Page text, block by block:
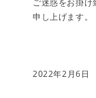
申し上げます。
2022年2月6日